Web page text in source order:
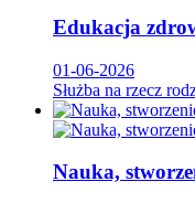
Edukacja
01-06-2026
Służba na rzecz
Nauka,